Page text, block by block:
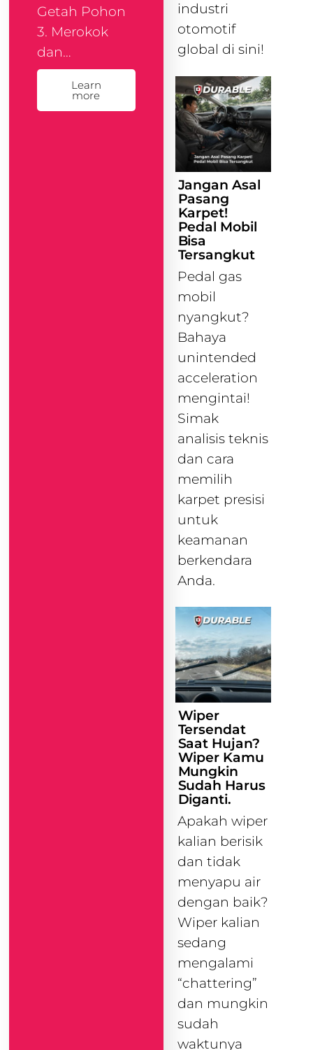
Getah Pohon
3. Merokok
dan…
Learn
more
industri
otomotif
global di sini!
Jangan Asal
Pasang
Karpet!
Pedal Mobil
Bisa
Tersangkut
Pedal gas
mobil
nyangkut?
Bahaya
unintended
acceleration
mengintai!
Simak
analisis teknis
dan cara
memilih
karpet presisi
untuk
keamanan
berkendara
Anda.
Wiper
Tersendat
Saat Hujan?
Wiper Kamu
Mungkin
Sudah Harus
Diganti.
Apakah wiper
kalian berisik
dan tidak
menyapu air
dengan baik?
Wiper kalian
sedang
mengalami
“chattering”
dan mungkin
sudah
waktunya